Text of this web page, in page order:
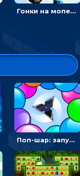
Гонки на мопеде с курьером: менять полосы движения, чтобы собирать деньги
Поп-шар: запускать колючку, чтобы лопать воздушные шарики